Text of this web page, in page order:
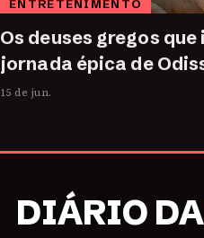
ENTRETENIMENTO
Os deuses gregos
jornada épica de
15 de jun.
DIÁRIO DA